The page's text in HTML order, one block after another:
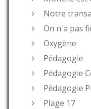
Notre
On n'a pas
Oxygène
Pédagogie
Pédagogie
Pédagogie
Plage 17